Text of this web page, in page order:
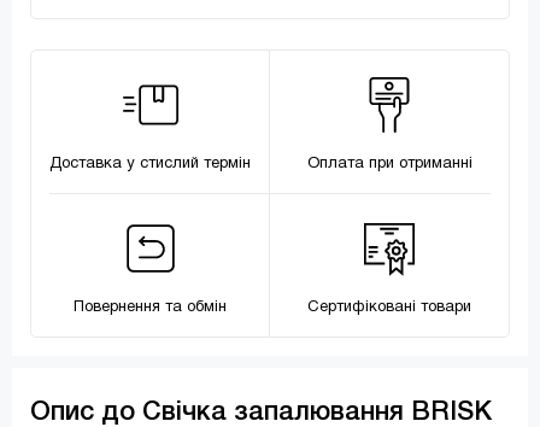
Доставка у стислий термін Оплата при отриманні
Повернення та обмін Сертифіковані товари
Опис до Свічка запалювання BRISK